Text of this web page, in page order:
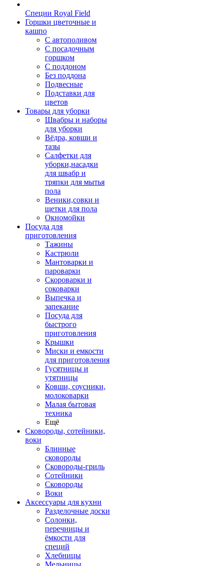
Специи Royal Field
Горшки цветочные и
кашпо
С автополивом
С посадочным
горшком
С поддоном
Без поддона
Подвесные
Подставки для
цветов
Товары для уборки
Швабры и наборы
для уборки
Вёдра, ковши и
тазы
Салфетки для
уборки,насадки
для швабр и
тряпки для мытья
пола
Веники,совки и
щетки для пола
Окномойки
Посуда для
приготовления
Тажины
Кастрюли
Мантоварки и
пароварки
Скороварки и
соковарки
Выпечка и
запекание
Посуда для
быстрого
приготовления
Крышки
Миски и емкости
для приготовления
Гусятницы и
утятницы
Ковши, соусники,
молоковарки
Малая бытовая
техника
Ещё
Сковороды, сотейники,
воки
Блинные
сковороды
Сковороды-гриль
Сотейники
Сковороды
Воки
Аксессуары для кухни
Разделочные доски
Солонки,
перечницы и
ёмкости для
специй
Хлебницы
Мельницы.